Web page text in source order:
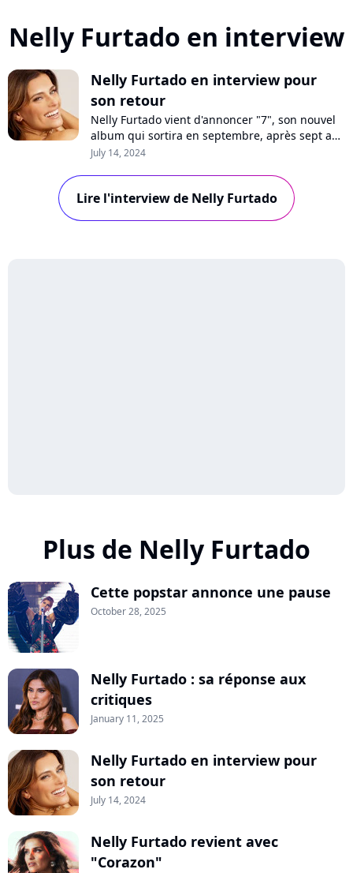
Nelly Furtado en interview
Nelly Furtado en interview pour
son retour
Nelly Furtado vient d'annoncer "7", son nouvel
album qui sortira en septembre, après sept ans
d'absence. Au micro de Purecharts, la star se
ses influences variées et l'impact de ses tubes
sur la nouvelle génération.
July 14, 2024
Lire l'interview de Nelly Furtado
Plus de Nelly Furtado
Cette popstar annonce une pause
October 28, 2025
Nelly Furtado : sa réponse aux
critiques
January 11, 2025
Nelly Furtado en interview pour
son retour
July 14, 2024
Nelly Furtado revient avec
"Corazon"